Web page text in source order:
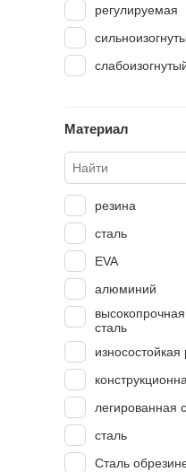
регулируемая
Материал
резина
сталь
EVA
алюминий
сталь
износостойкая
легированная
сталь
Сталь